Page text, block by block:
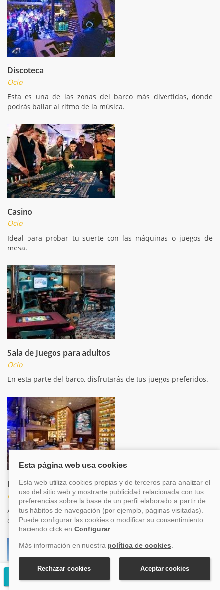
Discoteca
Ocio
Esta es una de las zonas del barco más divertidas, donde
podrás bailar al ritmo de la música.
Casino
Ocio
Ideal para probar tu suerte con las máquinas o juegos de
mesa.
Sala de Juegos para adultos
Ocio
En esta parte del barco, disfrutarás de tus juegos preferidos.
Biblioteca
Ocio
Aquí podrás desconectar, con una amplia gama de libros de
diversas temáticas